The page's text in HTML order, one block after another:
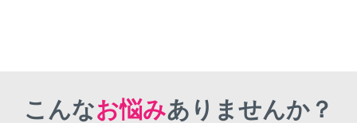
こんなお悩みありませんか？